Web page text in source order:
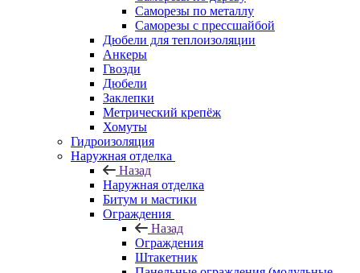
Саморезы по металлу
Саморезы с прессшайбой
Дюбели для теплоизоляции
Анкеры
Гвозди
Дюбели
Заклепки
Метрический крепёж
Хомуты
Гидроизоляция
Наружная отделка
Назад
Наружная отделка
Битум и мастики
Ограждения
Назад
Ограждения
Штакетник